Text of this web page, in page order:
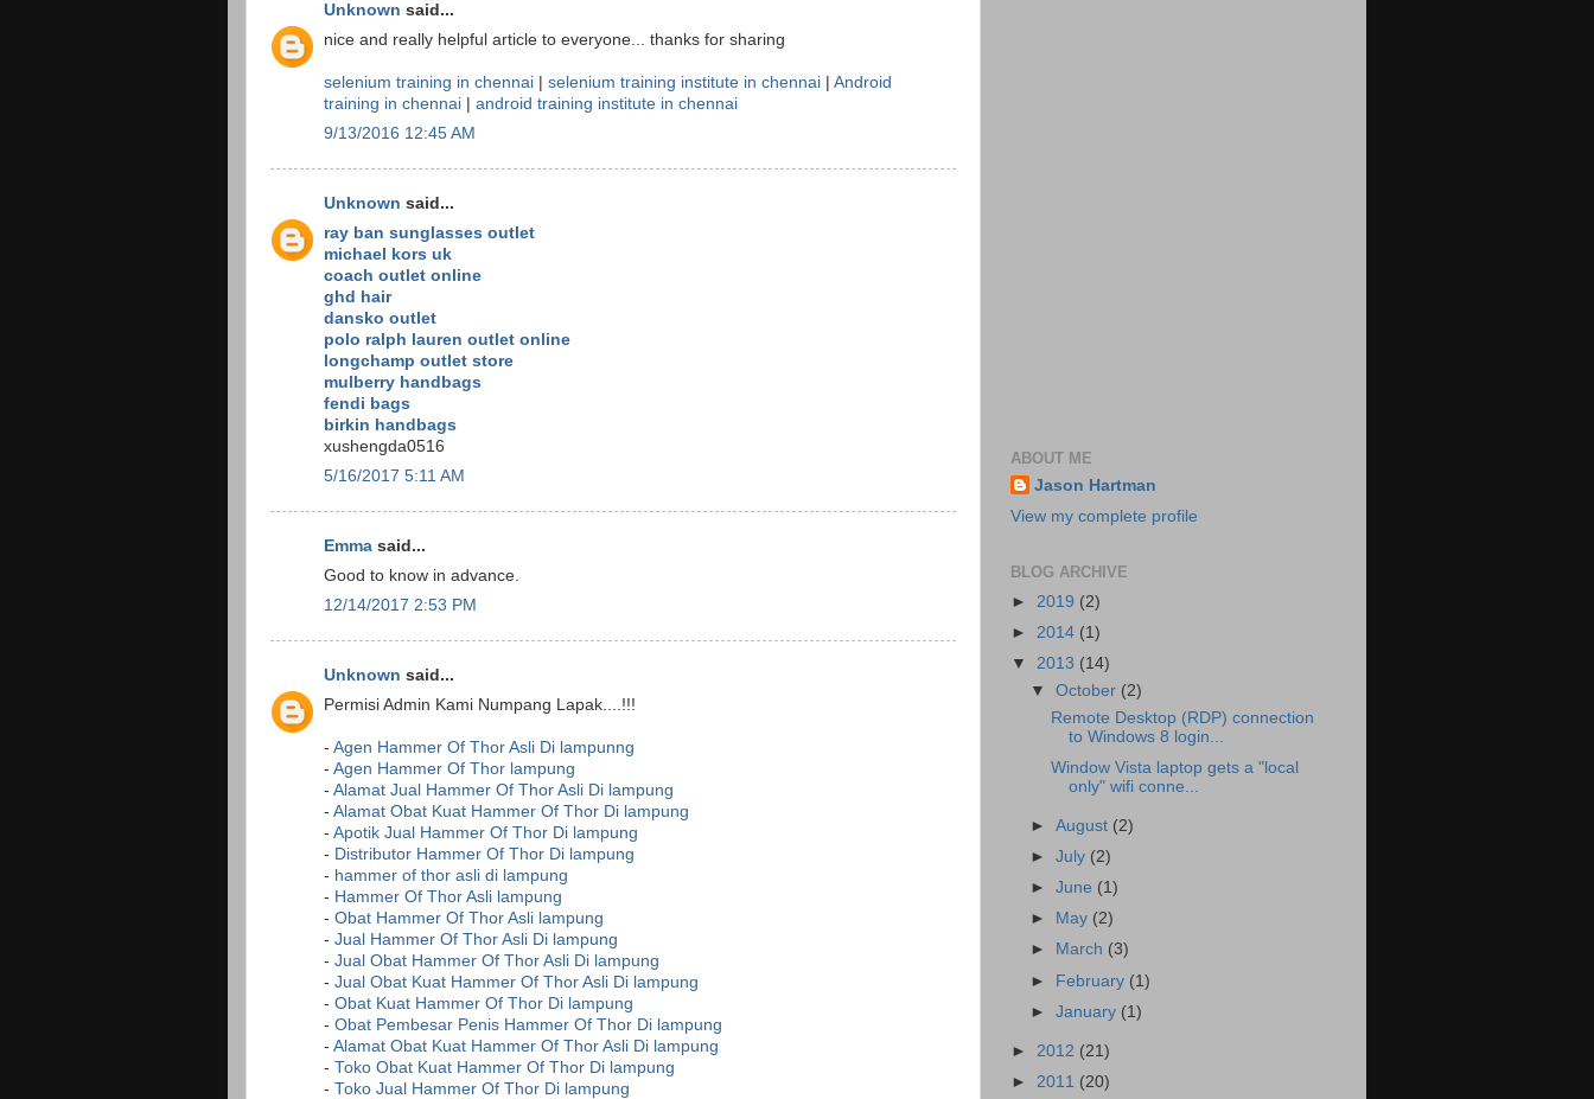
Unknown said...
nice and really helpful article to everyone... thanks for sharing
selenium training in chennai selenium training institute in chennai
Android
training in chennai
android training institute in chennai
9/13/2016 12:45 AM
Unknown said...
ray ban sunglasses outlet
michael kors uk
coach outlet online
ghd hair
dansko outlet
polo ralph lauren outlet online
longchamp outlet store
mulberry handbags
fendi bags
birkin handbags
xushengda0516
5/16/2017 5:11 AM
Emma said...
Good to know in advance.
12/14/2017 2:53 PM
Unknown said...
Permisi Admin Kami Numpang Lapak....!!!
- Agen Hammer Of Thor Asli Di lampunng
- Agen Hammer Of Thor lampung
- Alamat Jual Hammer Of Thor Asli Di lampung
- Alamat Obat Kuat Hammer Of Thor Di lampung
- Apotik Jual Hammer Of Thor Di lampung
- Distributor Hammer Of Thor Di lampung
- hammer of thor asli di lampung
- Hammer Of Thor Asli lampung
- Obat Hammer Of Thor Asli lampung
- Jual Hammer Of Thor Asli Di lampung
- Jual Obat Hammer Of Thor Asli Di lampung
- Jual Obat Kuat Hammer Of Thor Asli Di lampung
- Obat Kuat Hammer Of Thor Di lampung
- Obat Pembesar Penis Hammer Of Thor Di lampung
- Alamat Obat Kuat Hammer Of Thor Asli Di lampung
- Toko Obat Kuat Hammer Of Thor Di lampung
- Toko Jual Hammer Of Thor Di lampung
ABOUT ME
Jason Hartman
View my complete profile
BLOG ARCHIVE
► 2019 (2)
► 2014 (1)
▼ 2013 (14)
▼October (2)
Remote Desktop (RDP) connection
to Windows 8 login...
Window Vista laptop gets a "local
only" wifi conne...
►August (2)
►July (2)
►June (1)
►
May (2)
►
March (3)
► February (1)
►January (1)
► 2012 (21)
► 2011 (20)